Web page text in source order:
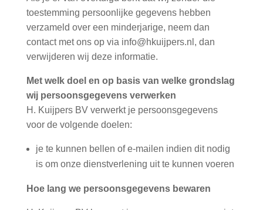
toestemming persoonlijke gegevens hebben
verzameld over een minderjarige, neem dan
contact met ons op via info@hkuijpers.nl, dan
verwijderen wij deze informatie.
Met welk doel en op basis van welke grondslag
wij persoonsgegevens verwerken
H. Kuijpers BV verwerkt je persoonsgegevens
voor de volgende doelen:
je te kunnen bellen of e-mailen indien dit nodig
is om onze dienstverlening uit te kunnen voeren
Hoe lang we persoonsgegevens bewaren